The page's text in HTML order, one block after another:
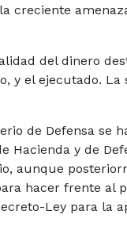
creciente
del dinero
y el ejecutado. La
de Defensa se
Hacienda y de
aunque
hacer frente al
Ley para la